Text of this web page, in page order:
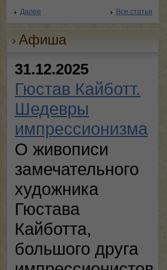
Далее Все статьи
Афиша
31.12.2025
Гюстав Кайботт.
Шедевры
импрессионизма
О живописи
замечательного
художника
Гюстава
Кайботта,
большого друга